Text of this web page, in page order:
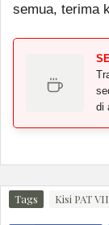
semua, terima
di
Tags Kisi PAT